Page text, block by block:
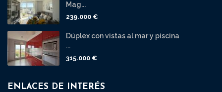
Mag...
239.000 €
Dúplex con vistas al mar y piscina
...
315.000 €
ENLACES DE INTERÉS